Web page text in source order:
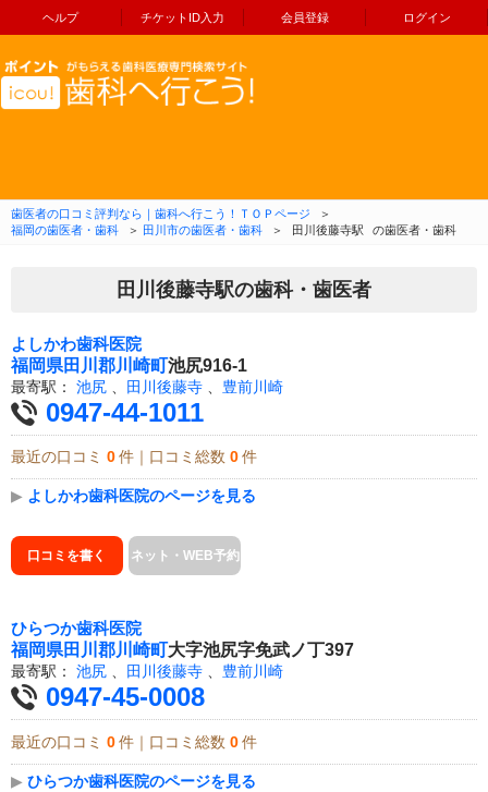
ヘルプ チケットID入力 会員登録 ログイン
コンテンツへ移動
歯医者の口コミ評判なら｜歯科へ行こう！ＴＯＰページ
＞
福岡の歯医者・歯科
＞ 田川市の歯医者・歯科 ＞ 田川後藤寺駅 の歯医者・歯科
田川後藤寺駅の歯科・歯医者
よしかわ歯科医院
福岡県田川郡川崎町池尻916-1
最寄駅： 池尻 田川後藤寺 豊前川崎
0947-44-1011
最近の口コミ 0 件｜口コミ総数 0 件
▶ よしかわ歯科医院のページを見る
口コミを書く ネット・WEB予約
ひらつか歯科医院
福岡県田川郡川崎町大字池尻字免武ノ丁397
最寄駅： 池尻 、 田川後藤寺 、 豊前川崎
0947-45-0008
最近の口コミ 0 件｜口コミ総数 0 件
▶ ひらつか歯科医院のページを見る